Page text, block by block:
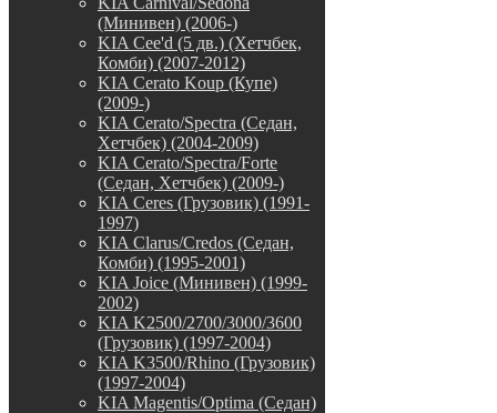
(Минивен) (2006-)
KIA Cee'd (5 дв.) (Хетчбек,
Комби) (2007-2012)
KIA Cerato Koup (Купе)
(2009-)
KIA Cerato/Spectra (Седан,
Хетчбек) (2004-2009)
KIA Cerato/Spectra/Forte
(Седан, Хетчбек) (2009-)
KIA Ceres (Грузовик) (1991-
1997)
KIA Clarus/Credos (Седан,
Комби) (1995-2001)
KIA Joice (Минивен) (1999-
2002)
KIA K2500/2700/3000/3600
(Грузовик) (1997-2004)
KIA K3500/Rhino (Грузовик)
(1997-2004)
KIA Magentis/Optima (Седан)